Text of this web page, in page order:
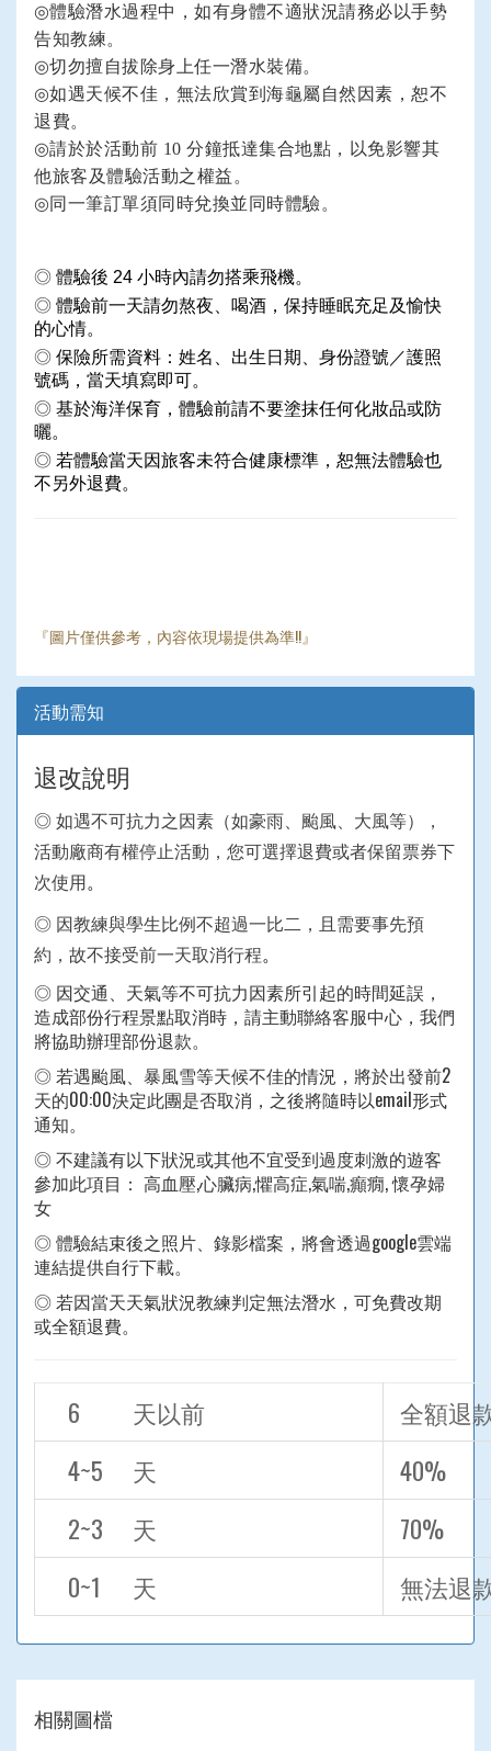
◎體驗潛水過程中，如有身體不適狀況請務必以手勢
告知教練。
◎切勿擅自拔除身上任一潛水裝備。
◎如遇天候不佳，無法欣賞到海龜屬自然因素，恕不
退費。
◎請於於活動前 10 分鐘抵達集合地點，以免影響其
他旅客及體驗活動之權益。
◎同一筆訂單須同時兌換並同時體驗。
◎ 體驗後 24 小時內請勿搭乘飛機。
◎ 體驗前一天請勿熬夜、喝酒，保持睡眠充足及愉快
的心情。
◎ 保險所需資料：姓名、出生日期、身份證號／護照
號碼，當天填寫即可。
◎ 基於海洋保育，體驗前請不要塗抹任何化妝品或防
曬。
◎ 若體驗當天因旅客未符合健康標準，恕無法體驗也
不另外退費。
『圖片僅供參考，內容依現場提供為準!!』
活動需知
退改說明
◎ 如遇不可抗力之因素（如豪雨、颱風、大風等），
活動廠商有權停止活動，您可選擇退費或者保留票券下
次使用。
◎ 因教練與學生比例不超過一比二，且需要事先預
約，故不接受前一天取消行程。
◎ 因交通、天氣等不可抗力因素所引起的時間延誤，
造成部份行程景點取消時，請主動聯絡客服中心，我們
將協助辦理部份退款。
◎若遇颱風、暴風雪等天候不佳的情況，將於出發前2
天的00:00決定此團是否取消，之後將隨時以email形式
通知。
◎不建議有以下狀況或其他不宜受到過度刺激的遊客
參加此項目： 高血壓,心臟病,懼高症,氣喘,癲癇, 懷孕婦
女
◎體驗結束後之照片、錄影檔案，將會透過google雲端
連結提供自行下載。
◎若因當天天氣狀況教練判定無法潛水，可免費改期
或全額退費。
6 天以前
全額退
4~5
天
40%
2~3
天
70%
0~1
天 無法退
相關圖檔